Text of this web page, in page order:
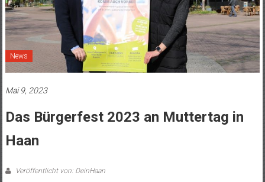
News
Mai 9, 2023
Das Bürgerfest 2023 an Muttertag in
Haan
Veröffentlicht von: DeinHaan